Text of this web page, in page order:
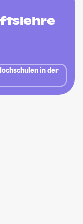
in der